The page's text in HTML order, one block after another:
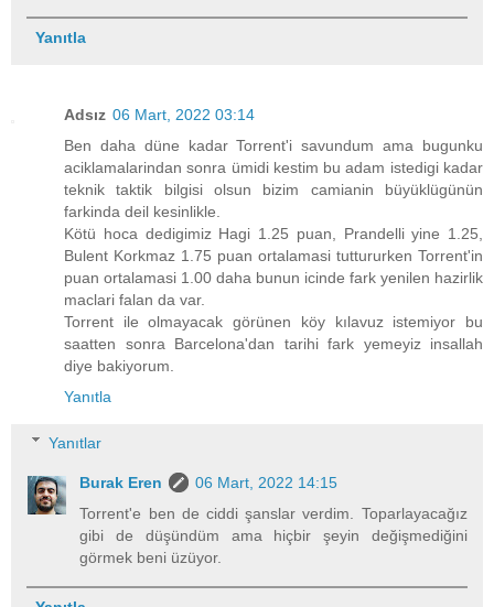
Yanıtla
Adsız 06 Mart, 2022 03:14
Ben daha düne kadar Torrent'i savundum ama bugunku
aciklamalarindan sonra ümidi kestim bu adam istedigi kadar
teknik taktik bilgisi olsun bizim camianin büyüklügünün
farkinda deil kesinlikle.
Kötü hoca dedigimiz Hagi 1.25 puan, Prandelli yine 1.25,
Bulent Korkmaz 1.75 puan ortalamasi tuttururken Torrent'in
puan ortalamasi 1.00 daha bunun icinde fark yenilen hazirlik
maclari falan da var.
Torrent ile olmayacak görünen köy kılavuz istemiyor bu
saatten sonra Barcelona'dan tarihi fark yemeyiz insallah
diye bakiyorum.
Yanıtla
Yanıtlar
Burak Eren
06 Mart, 2022 14:15
Torrent'e ben de ciddi şanslar verdim. Toparlayacağız
gibi de düşündüm ama hiçbir şeyin değişmediğini
görmek beni üzüyor.